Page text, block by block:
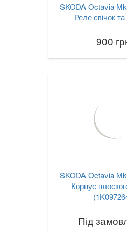
SKODA Octavia
Реле свічок та
900
SKODA Octavia
Корпус
Під